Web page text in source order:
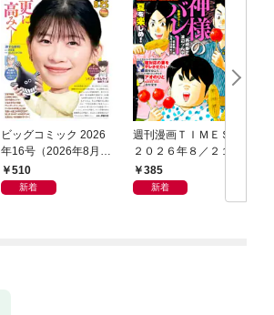
ビッグコミック 2026
年16号（2026年8月7
日発売）
510
新着
週刊漫画ＴＩＭＥＳ
２０２６年８／２１・
２８合併号
385
新着